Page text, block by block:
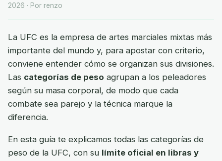
2026 · Por renzo
La UFC es la empresa de artes marciales mixtas más
importante del mundo y, para apostar con criterio,
conviene entender cómo se organizan sus divisiones.
Las categorías de peso agrupan a los peleadores
según su masa corporal, de modo que cada
combate sea parejo y la técnica marque la
diferencia.
En esta guía te explicamos todas las categorías de
peso de la UFC, con su límite oficial en libras y